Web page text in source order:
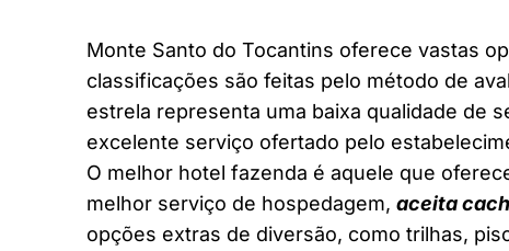
Monte Santo do Tocantins oferece vastas
classificações são feitas pelo método de
estrela representa uma baixa qualidade de
excelente serviço ofertado pelo
O melhor hotel fazenda é aquele que
melhor serviço de hospedagem, aceita
opções extras de diversão, como trilhas,